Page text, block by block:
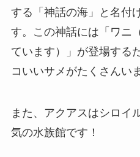
する「神話の海」と名付
す。この神話には「ワニ
ています）」が登場する
コいいサメがたくさんい
また、アクアスはシロイ
気の水族館です！